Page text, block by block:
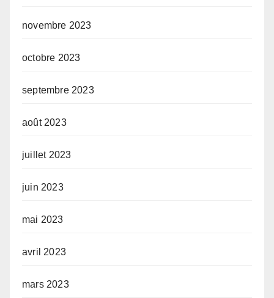
novembre 2023
octobre 2023
septembre 2023
août 2023
juillet 2023
juin 2023
mai 2023
avril 2023
mars 2023